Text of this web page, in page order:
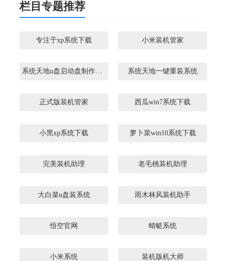
栏目专题推荐
专注于xp系统下载 小米装机管家
系统天地u盘启动盘制作工具 系统天地一键重装系统
正式版装机管家 西瓜win7系统下载
小黑xp系统下载 萝卜菜win10系统下载
完美装机助理 老毛桃装机助理
大白菜u盘装系统 雨木林风装机助手
悟空官网 蜻蜓系统
小米系统 装机版机大师